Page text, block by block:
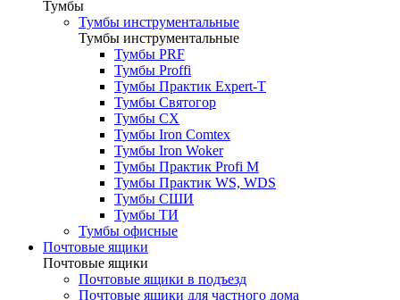
Тумбы
Тумбы инструментальные
Тумбы инструментальные
Тумбы PRF
Тумбы Proffi
Тумбы Практик Expert-T
Тумбы Святогор
Тумбы CX
Тумбы Iron Comtex
Тумбы Iron Woker
Тумбы Практик Profi M
Тумбы Практик WS, WDS
Тумбы СШИ
Тумбы ТИ
Тумбы офисные
Почтовые ящики
Почтовые ящики
Почтовые ящики в подъезд
Почтовые ящики для частного дома